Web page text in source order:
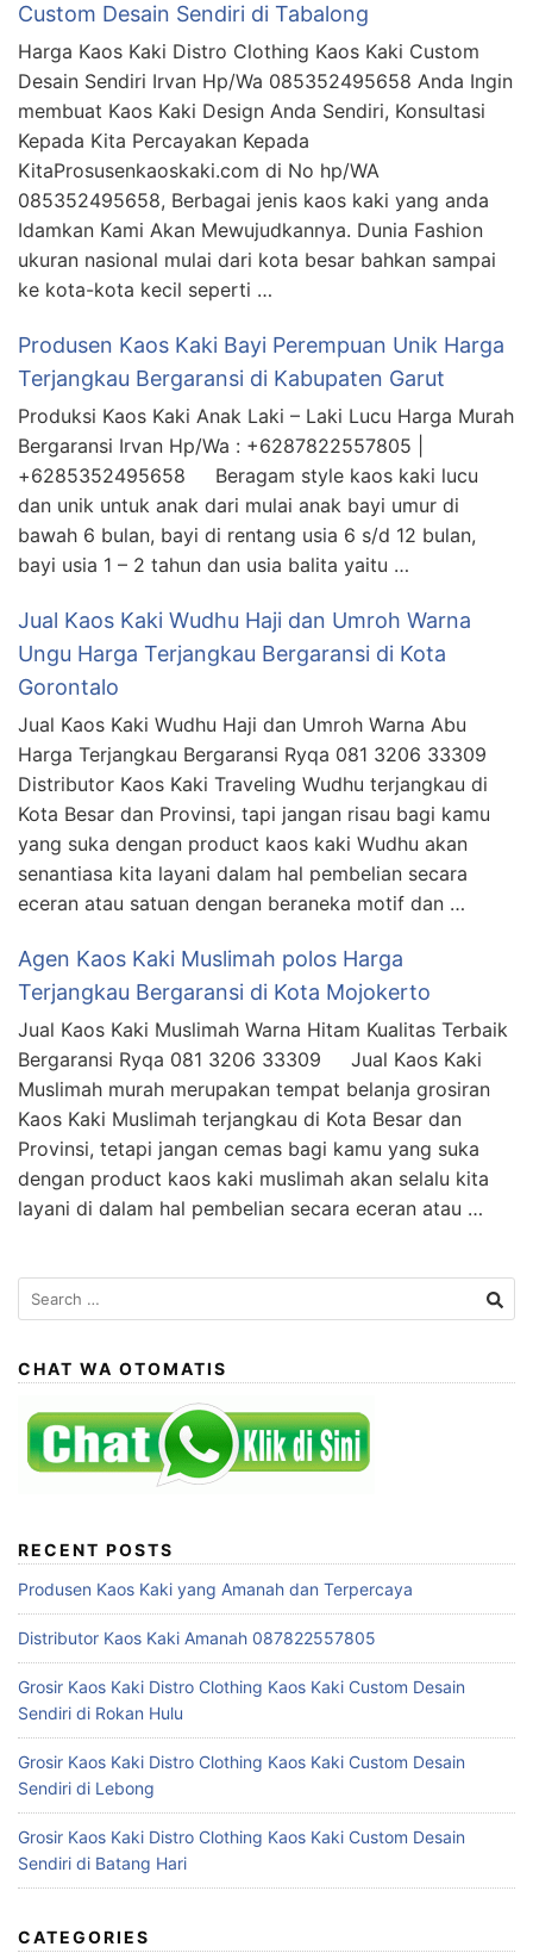
Custom Desain Sendiri di Tabalong
Harga Kaos Kaki Distro Clothing Kaos Kaki Custom
Desain Sendiri Irvan Hp/Wa 085352495658 Anda Ingin
membuat Kaos Kaki Design Anda Sendiri, Konsultasi
Kepada Kita Percayakan Kepada
KitaProsusenkaoskaki.com di No hp/WA
085352495658, Berbagai jenis kaos kaki yang anda
Idamkan Kami Akan Mewujudkannya. Dunia Fashion
ukuran nasional mulai dari kota besar bahkan sampai
ke kota-kota kecil seperti …
Produsen Kaos Kaki Bayi Perempuan Unik Harga
Terjangkau Bergaransi di Kabupaten Garut
Produksi Kaos Kaki Anak Laki – Laki Lucu Harga Murah
Bergaransi Irvan Hp/Wa : +6287822557805 |
+6285352495658 Beragam style kaos kaki lucu
dan unik untuk anak dari mulai anak bayi umur di
bawah 6 bulan, bayi di rentang usia 6 s/d 12 bulan,
bayi usia 1 – 2 tahun dan usia balita yaitu …
Jual Kaos Kaki Wudhu Haji dan Umroh Warna
Ungu Harga Terjangkau Bergaransi di Kota
Gorontalo
Jual Kaos Kaki Wudhu Haji dan Umroh Warna Abu
Harga Terjangkau Bergaransi Ryqa 081 3206 33309
Distributor Kaos Kaki Traveling Wudhu terjangkau di
Kota Besar dan Provinsi, tapi jangan risau bagi kamu
yang suka dengan product kaos kaki Wudhu akan
senantiasa kita layani dalam hal pembelian secara
eceran atau satuan dengan beraneka motif dan …
Agen Kaos Kaki Muslimah polos Harga
Terjangkau Bergaransi di Kota Mojokerto
Jual Kaos Kaki Muslimah Warna Hitam Kualitas Terbaik
Bergaransi Ryqa 081 3206 33309 Jual Kaos Kaki
Muslimah murah merupakan tempat belanja grosiran
Kaos Kaki Muslimah terjangkau di Kota Besar dan
Provinsi, tetapi jangan cemas bagi kamu yang suka
dengan product kaos kaki muslimah akan selalu kita
layani di dalam hal pembelian secara eceran atau …
Search
for:
CHAT WA OTOMATIS
RECENT POSTS
Produsen Kaos Kaki yang Amanah dan Terpercaya
Distributor Kaos Kaki Amanah 087822557805
Grosir Kaos Kaki Distro Clothing Kaos Kaki Custom Desain
Sendiri di Rokan Hulu
Grosir Kaos Kaki Distro Clothing Kaos Kaki Custom Desain
Sendiri di Lebong
Grosir Kaos Kaki Distro Clothing Kaos Kaki Custom Desain
Sendiri di Batang Hari
CATEGORIES